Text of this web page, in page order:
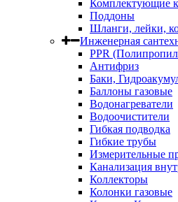
Комплектующие
Поддоны
Шланги, лейки,
Инженерная
PPR
Антифриз
Баки,
Баллоны газовые
Водонагреватели
Водоочистители
Гибкая подводка
Гибкие трубы
Измерительные
Канализация
Коллекторы
Колонки газовые